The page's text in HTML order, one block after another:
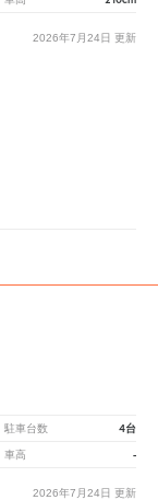
2026年7月24日 更新
駐車台数 4台
車高 -
2026年7月24日 更新